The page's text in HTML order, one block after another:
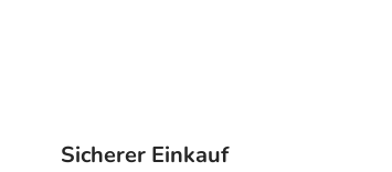
Sicherer Einkauf